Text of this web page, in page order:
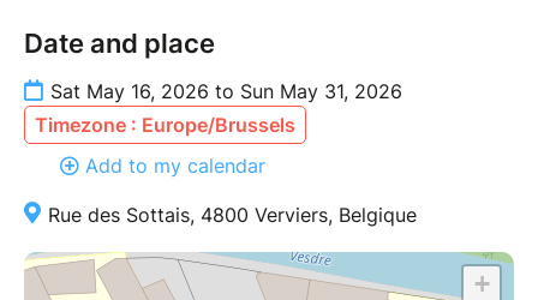
Date and place
Sat May 16, 2026 to Sun May 31, 2026
Timezone : Europe/Brussels
Add to my calendar
Rue des Sottais, 4800 Verviers, Belgique
+